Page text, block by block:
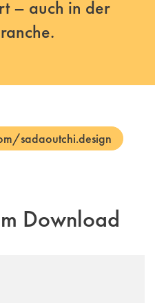
– auch in der
sadaoutchi.design
Download